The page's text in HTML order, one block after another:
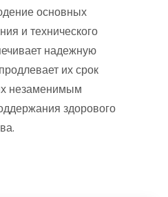
основных
и технического
надежную
их срок
незаменимым
здорового